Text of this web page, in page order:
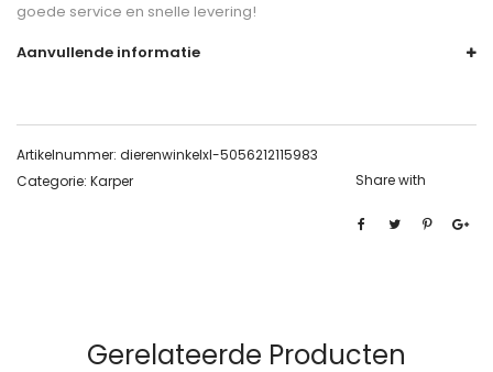
goede service en snelle levering!
Aanvullende informatie
Artikelnummer: dierenwinkelxl-5056212115983
Categorie: Karper Share with
Gerelateerde Producten